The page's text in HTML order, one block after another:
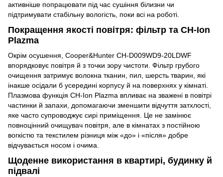
активніше попрацювати під час сушіння білизни чи
підтримувати стабільну вологість, поки всі на роботі.
Покращення якості повітря: фільтр та CH-Ion
Plazma
Окрім осушення, Cooper&Hunter CH-D009WD9-20LDWF
впорядковує повітря й з точки зору чистоти. Фільтр грубого
очищення затримує волокна тканин, пил, шерсть тварин, які
інакше осідали б усередині корпусу й на поверхнях у кімнаті.
Плазмова функція CH-Ion Plazma впливає на зважені в повітрі
частинки й запахи, допомагаючи зменшити відчуття затхлості,
яке часто супроводжує сирі приміщення. Це не замінює
повноцінний очищувач повітря, але в кімнатах з постійною
вогкістю та текстилем різниця між «до» і «після» добре
відчувається носом і очима.
Щоденне використання в квартирі, будинку й
підвалі